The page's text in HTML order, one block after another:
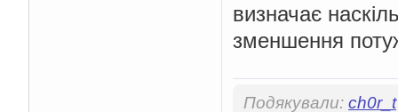
визначає
зменшення
Подякували: ch0r_t